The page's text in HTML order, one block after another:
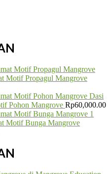
Motif Propagul Mangrove
Dasi
Pohon Mangrove Rp60,000.00
Motif Bunga Mangrove
ini